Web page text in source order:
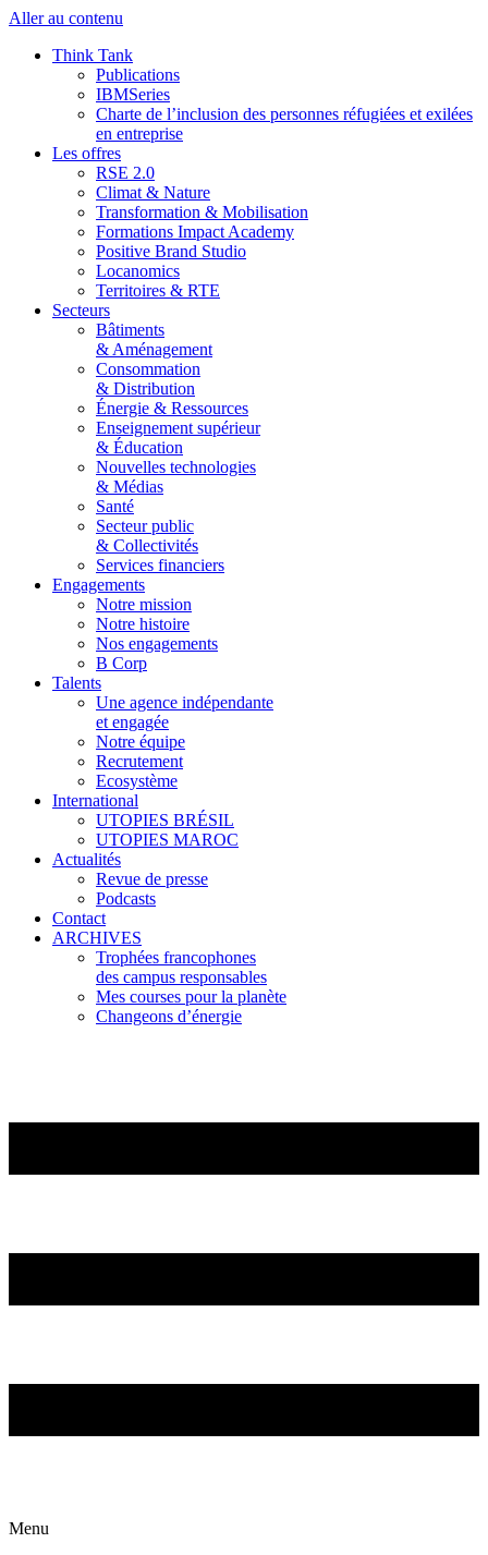
Aller au contenu
Think Tank
Publications
IBMSeries
Charte de l’inclusion des personnes réfugiées et exilées
en entreprise
Les offres
RSE 2.0
Climat & Nature
Transformation & Mobilisation
Formations Impact Academy
Positive Brand Studio
Locanomics
Territoires & RTE
Secteurs
Bâtiments
& Aménagement
Consommation
& Distribution
Énergie & Ressources
Enseignement supérieur
& Éducation
Nouvelles technologies
& Médias
Santé
Secteur public
& Collectivités
Services financiers
Engagements
Notre mission
Notre histoire
Nos engagements
B Corp
Talents
Une agence indépendante
et engagée
Notre équipe
Recrutement
Ecosystème
International
UTOPIES BRÉSIL
UTOPIES MAROC
Actualités
Revue de presse
Podcasts
Contact
ARCHIVES
Trophées francophones
des campus responsables
Mes courses pour la planète
Changeons d’énergie
Menu